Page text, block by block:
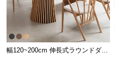
幅120~200cm 伸長式ラウンドダイ